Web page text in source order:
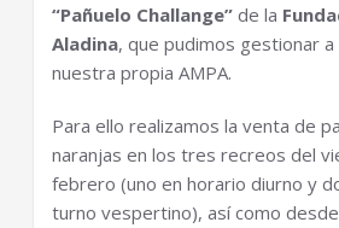
“Pañuelo Challange” de la
Aladina, que pudimos gestionar
nuestra propia AMPA.
Para ello realizamos la venta de
naranjas en los tres recreos del
febrero (uno en horario diurno y
turno vespertino), así como